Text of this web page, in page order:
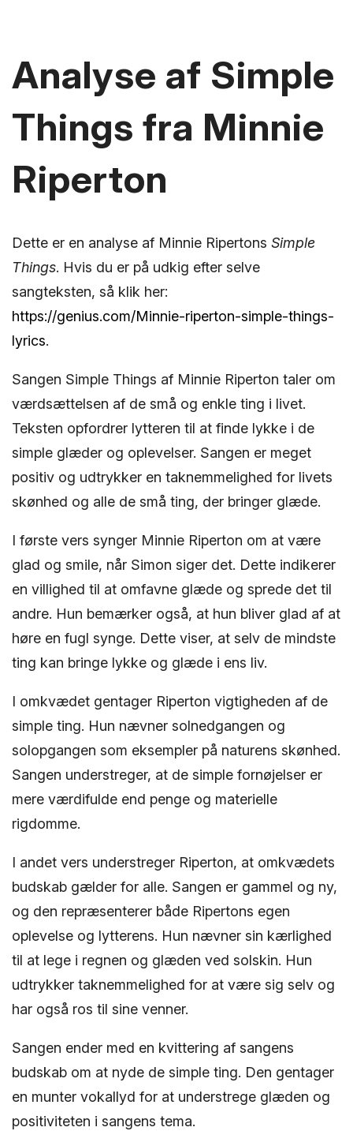
Analyse af Simple
Things fra Minnie
Riperton
Dette er en analyse af Minnie Ripertons Simple
Things. Hvis du er på udkig efter selve
sangteksten, så klik her:
https://genius.com/Minnie-riperton-simple-things-
lyrics.
Sangen Simple Things af Minnie Riperton taler om
værdsættelsen af de små og enkle ting i livet.
Teksten opfordrer lytteren til at finde lykke i de
simple glæder og oplevelser. Sangen er meget
positiv og udtrykker en taknemmelighed for livets
skønhed og alle de små ting, der bringer glæde.
I første vers synger Minnie Riperton om at være
glad og smile, når Simon siger det. Dette indikerer
en villighed til at omfavne glæde og sprede det til
andre. Hun bemærker også, at hun bliver glad af at
høre en fugl synge. Dette viser, at selv de mindste
ting kan bringe lykke og glæde i ens liv.
I omkvædet gentager Riperton vigtigheden af de
simple ting. Hun nævner solnedgangen og
solopgangen som eksempler på naturens skønhed.
Sangen understreger, at de simple fornøjelser er
mere værdifulde end penge og materielle
rigdomme.
I andet vers understreger Riperton, at omkvædets
budskab gælder for alle. Sangen er gammel og ny,
og den repræsenterer både Ripertons egen
oplevelse og lytterens. Hun nævner sin kærlighed
til at lege i regnen og glæden ved solskin. Hun
udtrykker taknemmelighed for at være sig selv og
har også ros til sine venner.
Sangen ender med en kvittering af sangens
budskab om at nyde de simple ting. Den gentager
en munter vokallyd for at understrege glæden og
positiviteten i sangens tema.